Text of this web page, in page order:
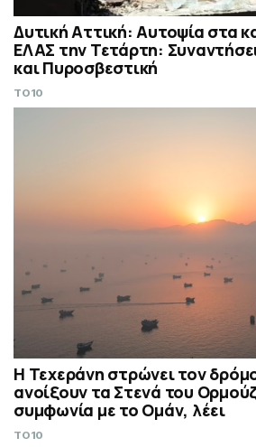
Δυτική Αττική: Αυτοψία στα
ΕΛΑΣ την Τετάρτη:
και Πυροσβεστική
TO10
Η Τεχεράνη στρώνει τον
ανοίξουν τα Στενά του
συμφωνία με το Ομάν, λέει
TO10